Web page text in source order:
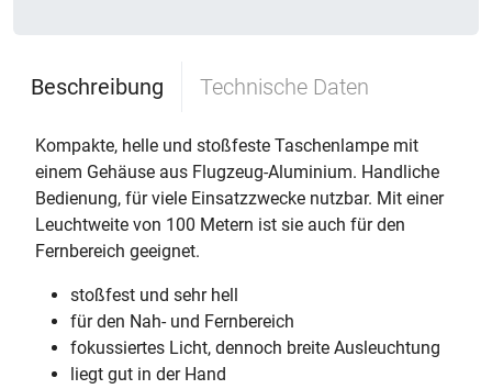
Beschreibung Technische Daten
Kompakte, helle und stoßfeste Taschenlampe mit
einem Gehäuse aus Flugzeug-Aluminium. Handliche
Bedienung, für viele Einsatzzwecke nutzbar. Mit einer
Leuchtweite von 100 Metern ist sie auch für den
Fernbereich geeignet.
stoßfest und sehr hell
für den Nah- und Fernbereich
fokussiertes Licht, dennoch breite Ausleuchtung
liegt gut in der Hand